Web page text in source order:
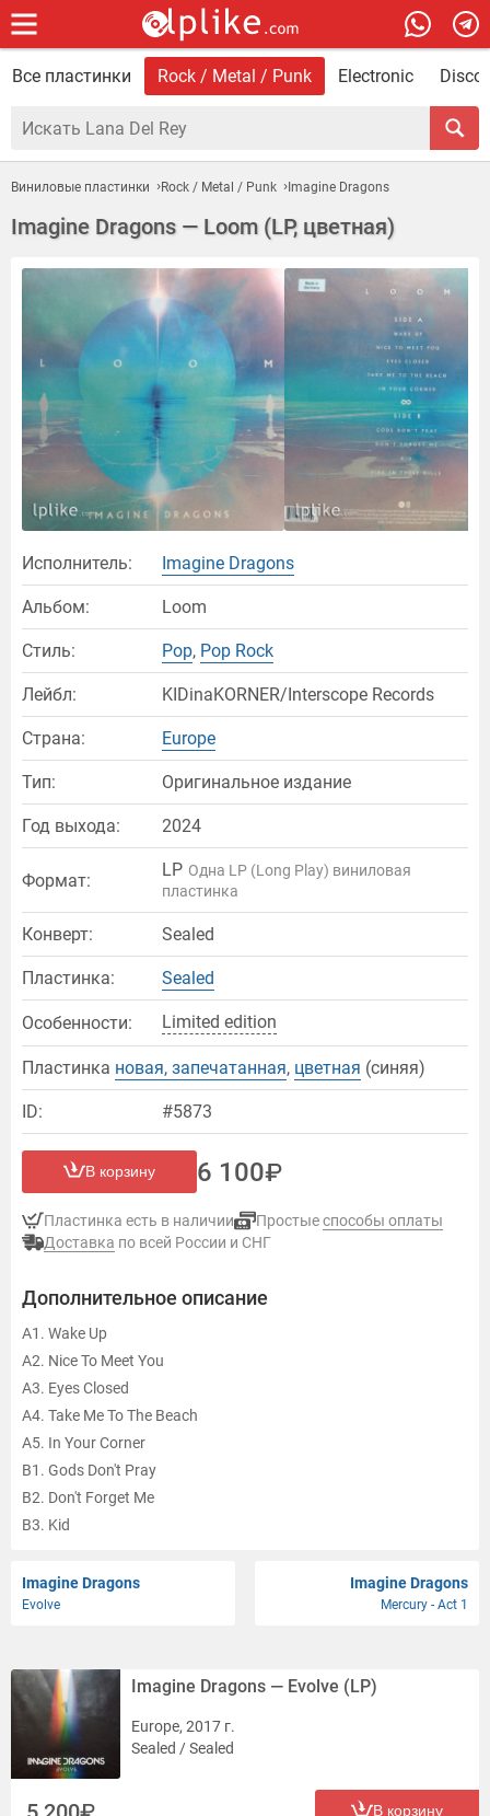
Все пластинки Rock / Metal / Punk Electronic Disco
Виниловые пластинки Rock / Metal / Punk Imagine Dragons
Imagine Dragons — Loom (LP, цветная)
Исполнитель: Imagine Dragons
Альбом: Loom
Стиль: Pop, Pop Rock
Лейбл: KIDinaKORNER/Interscope Records
Страна: Europe
Тип: Оригинальное издание
Год выхода: 2024
Формат: LP Одна LP (Long Play) виниловая
пластинка
Конверт: Sealed
Пластинка: Sealed
Особенности: Limited edition
Пластинка новая, запечатанная, цветная (синяя)
ID: #5873
В корзину 6 100
Пластинка есть в наличии Простыеспособы оплаты
Доставка по всей России и СНГ
Дополнительное описание
A1. Wake Up
A2. Nice To Meet You
A3. Eyes Closed
A4. Take Me To The Beach
A5. In Your Corner
B1. Gods Don't Pray
B2. Don't Forget Me
B3. Kid
Imagine Dragons
Evolve
Imagine Dragons
Mercury - Act 1
Imagine Dragons — Evolve (LP)
Europe, 2017 г.
Sealed / Sealed
В корзину